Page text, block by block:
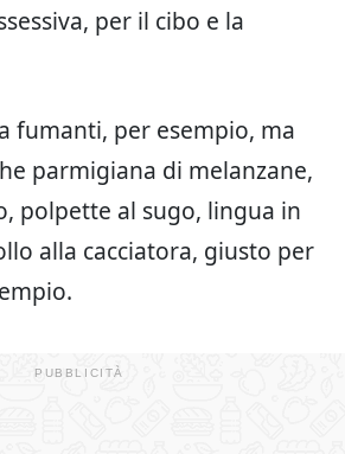
per il cibo e la
fumanti, per esempio, ma
parmigiana di melanzane,
polpette al sugo, lingua in
alla cacciatora, giusto per